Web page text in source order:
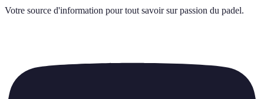
Votre source d'information pour tout savoir sur passion du padel.